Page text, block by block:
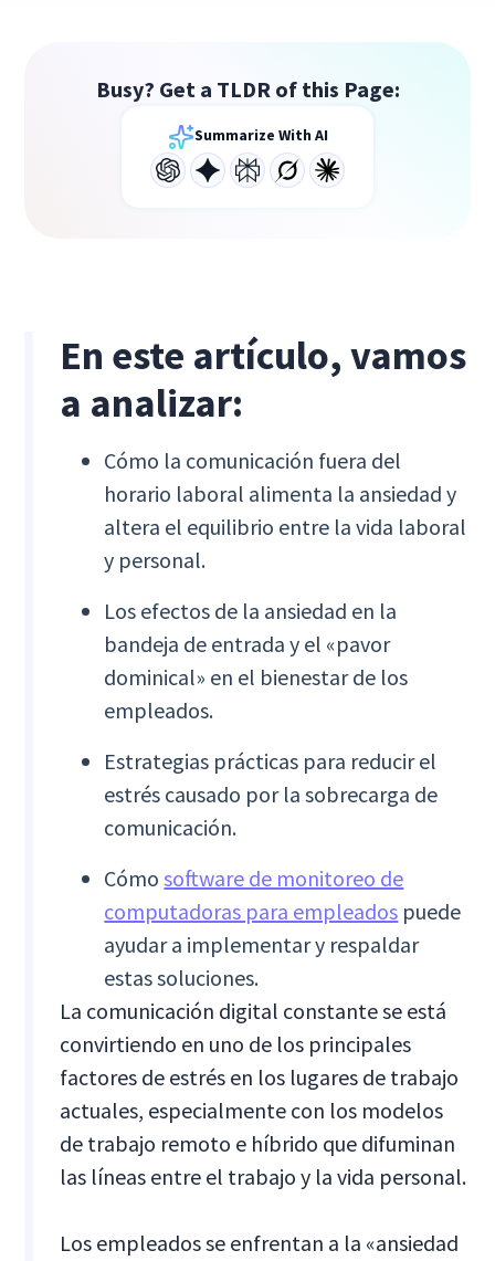
Busy? Get a TLDR of this Page:
Summarize With AI
En este artículo, vamos
a analizar:
Cómo la comunicación fuera del
horario laboral alimenta la ansiedad y
altera el equilibrio entre la vida laboral
y personal.
Los efectos de la ansiedad en la
bandeja de entrada y el «pavor
dominical» en el bienestar de los
empleados.
Estrategias prácticas para reducir el
estrés causado por la sobrecarga de
comunicación.
Cómosoftware de monitoreo de
computadoras para empleados puede
ayudar a implementar y respaldar
estas soluciones.
La comunicación digital constante se está
convirtiendo en uno de los principales
factores de estrés en los lugares de trabajo
actuales, especialmente con los modelos
de trabajo remoto e híbrido que difuminan
las líneas entre el trabajo y la vida personal.
Los empleados se enfrentan a la «ansiedad